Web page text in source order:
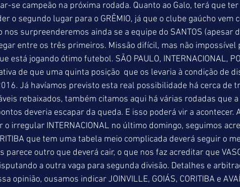
se campeão na próxima rodada. Quanto ao Galo, terá que
o segundo lugar para o GRÊMIO, já que o clube gaúcho vem
surpreenderemos ainda se a equipe do SANTOS (apesar
entre os três primeiros. Missão difícil, mas não impossível
está jogando ótimo futebol. SÃO PAULO, INTERNACIONAL,
de que uma quinta posição  que os levaria à condição de
Já havíamos previsto esta real possibilidade há cerca de
rebaixados, também citamos aqui há várias rodadas que
deveria escapar da queda. E isso poderá vir a acontecer.
o irregular INTERNACIONAL no último domingo, seguimos
que tem uma tabela meio complicada deverá seguir o
parece outro que deverá cair, o que nos faz acreditar que
a outra vaga para segunda divisão. Detalhes e
opinião, ousamos indicar JOINVILLE, GOIÁS, CORITIBA e